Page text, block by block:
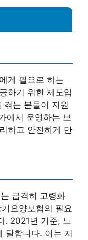
게 필요로 하는
하기 위한 제도입
겪는 분들이 지원
에서 운영하는 보
하고 안전하게 만
급격히 고령화
요양보험의 필요
. 2021년 기준, 노
달합니다. 이는 지